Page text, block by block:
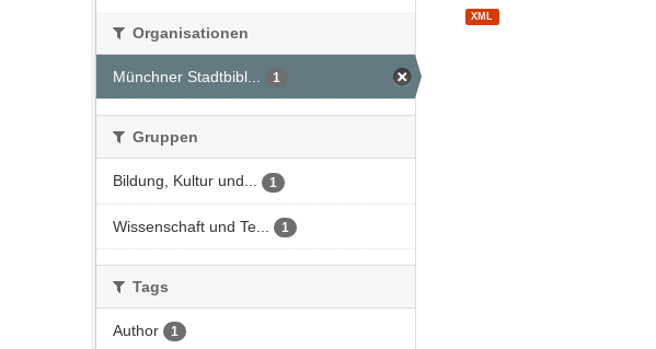
Organisationen
Münchner Stadtbibl... 1
Gruppen
Bildung, Kultur und... 1
Wissenschaft und Te... 1
Tags
Author 1
XML